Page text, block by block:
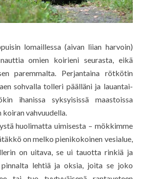
lomaillessa (aivan liian harvoin)
omien koirieni seurasta, eikä
paremmalta. Perjantaina rötkötin
sohvalla tolleri päälläni ja lauantai-
ihanissa syksyisissä maastoissa
vahvuudella.
huolimatta uimisesta – mökkimme
on melko pienikokoinen vesialue,
on uitava, se ui tauotta rinkiä ja
pinnalta lehtiä ja oksia, joita se joko